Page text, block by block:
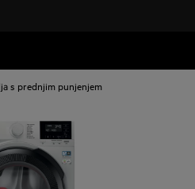
s prednjim punjenjem